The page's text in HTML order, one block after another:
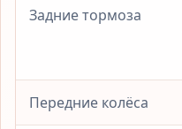
Задние тормоза
Передние колёса